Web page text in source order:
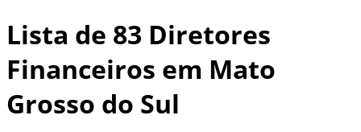
Lista de 83 Diretores
Financeiros em Mato
Grosso do Sul